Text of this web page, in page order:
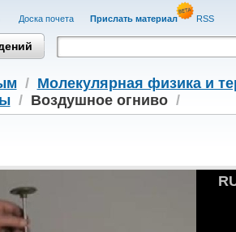
Доска почета Прислать материал RSS
/ Молекулярная физика и
/ Воздушное огниво/